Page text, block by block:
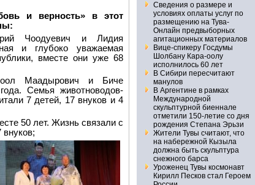
и верность» в этот
Чоодуевич и Лидия
и глубоко уважаемая
вместе они уже 68
Маадырович и Биче
Семья животноводов-
7 детей, 17 внуков и 4
50 лет. Жизнь связали с
Сведения о размере и
условиях оплаты услуг по
размещению на Тува-
Онлайн предвыборных
агитационных материалов
Вице-спикеру Госдумы
Шолбану Кара-оолу
исполнилось 60 лет
В Сибири пересчитают
манулов
В Аргентине в рамках
Международной
скульптурной биеннале
отметили 150-летие со дня
рождения Степана Эрьзи
Жители Тувы считают, что
на набережной Кызыла
должна быть скульптура
снежного барса
Уроженец Тувы космонавт
Кирилл Песков стал Героем